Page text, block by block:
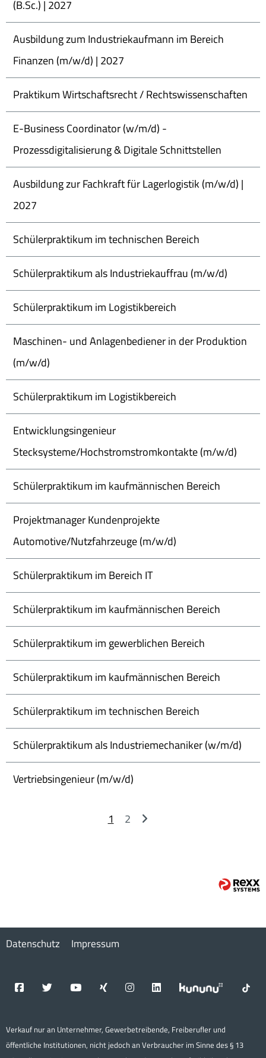
(B.Sc.) | 2027
Ausbildung zum Industriekaufmann im Bereich
Finanzen (m/w/d) | 2027
Praktikum Wirtschaftsrecht / Rechtswissenschaften
E-Business Coordinator (w/m/d) -
Prozessdigitalisierung & Digitale Schnittstellen
Ausbildung zur Fachkraft für Lagerlogistik (m/w/d) |
2027
Schülerpraktikum im technischen Bereich
Schülerpraktikum als Industriekauffrau (m/w/d)
Schülerpraktikum im Logistikbereich
Maschinen- und Anlagenbediener in der Produktion
(m/w/d)
Schülerpraktikum im Logistikbereich
Entwicklungsingenieur
Stecksysteme/Hochstromstromkontakte (m/w/d)
Schülerpraktikum im kaufmännischen Bereich
Projektmanager Kundenprojekte
Automotive/Nutzfahrzeuge (m/w/d)
Schülerpraktikum im Bereich IT
Schülerpraktikum im kaufmännischen Bereich
Schülerpraktikum im gewerblichen Bereich
Schülerpraktikum im kaufmännischen Bereich
Schülerpraktikum im technischen Bereich
Schülerpraktikum als Industriemechaniker (w/m/d)
Vertriebsingenieur (m/w/d)
1 2
Datenschutz Impressum
Verkauf nur an Unternehmer, Gewerbetreibende, Freiberufler und
öffentliche Institutionen, nicht jedoch an Verbraucher im Sinne des § 13